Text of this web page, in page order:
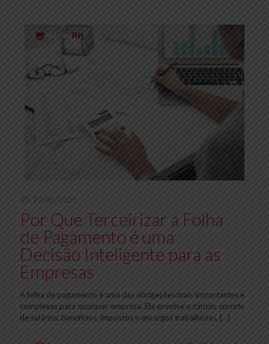
20/01/2025
Por Que Terceirizar a Folha
de Pagamento é uma
Decisão Inteligente para as
Empresas
A folha de pagamento é uma das obrigações mais importantes e
complexas para qualquer empresa. Ela envolve o cálculo correto
de salários, benefícios, impostos e encargos trabalhistas, […]